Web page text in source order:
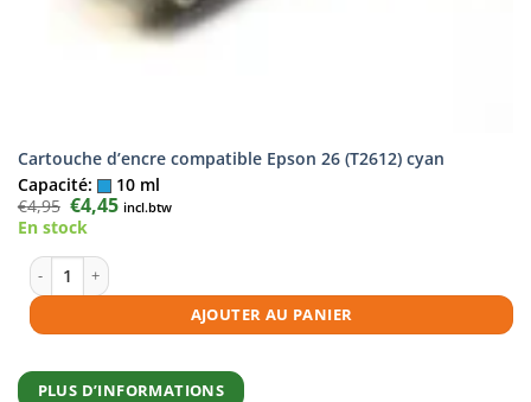
Cartouche d’encre compatible Epson 26 (T2612) cyan
Capacité:
10 ml
€4,95 Le
prix
initial
€4,95.
€4,45Le
prix
incl.btw
En stock
quantité de Cartouche d'encre compatible Epson 26 (T2612) cyan
AJOUTER AU PANIER
PLUS D’INFORMATIONS